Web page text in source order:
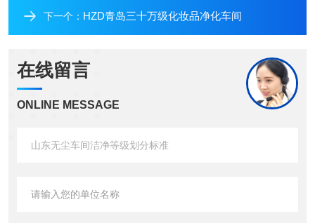
下一个： HZD青岛三十万级化妆品净化车间
在线留言
ONLINE MESSAGE